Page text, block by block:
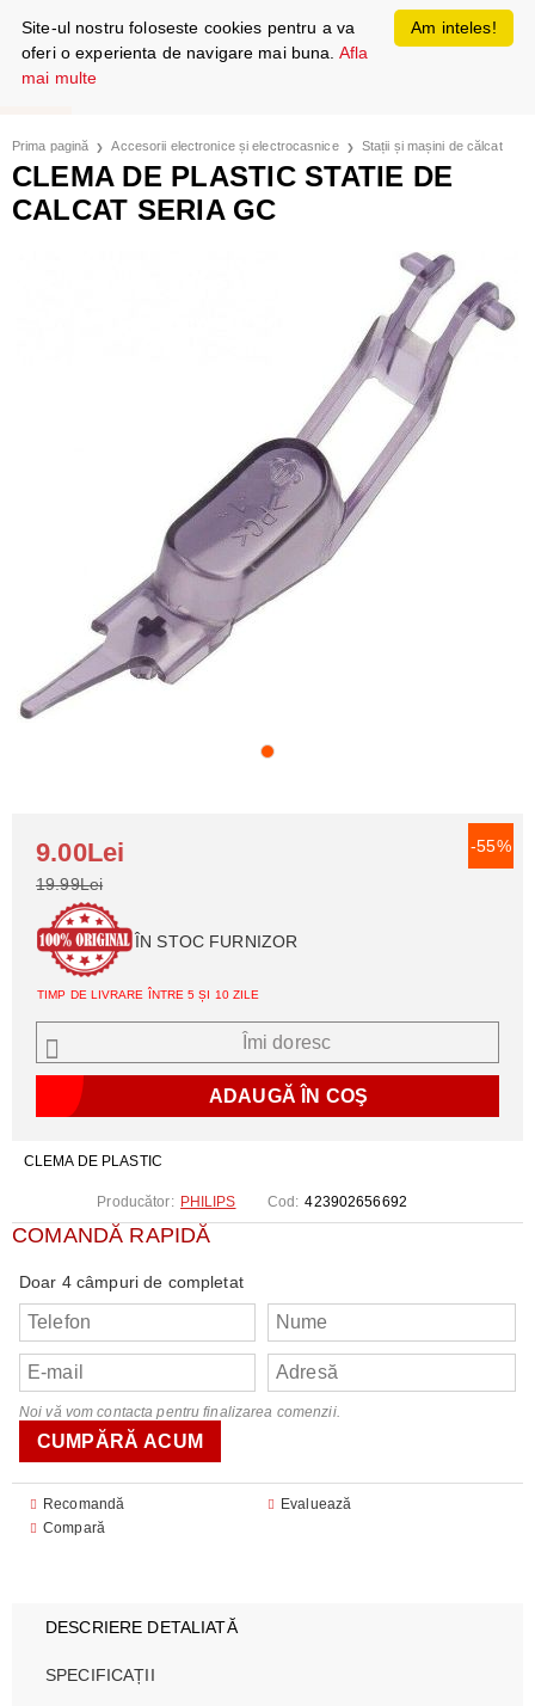
Prima pagină Accesorii electronice și electrocasnice Stații și mașini de călcat
CLEMA DE PLASTIC STATIE DE
CALCAT SERIA GC
CLEMA DE PLASTIC
Producător: PHILIPS Cod: 423902656692
COMANDĂ RAPIDĂ
Doar 4 câmpuri de completat
Noi vă vom contacta pentru finalizarea comenzii.
Recomandă
Evaluează
Compară
-55%
9.00Lei
19.99Lei
ÎN STOC FURNIZOR
TIMP DE LIVRARE ÎNTRE 5 ȘI 10 ZILE
Îmi doresc
DESCRIERE DETALIATĂ
SPECIFICAȚII
Am inteles!
Site-ul nostru foloseste cookies pentru a va
oferi o experienta de navigare mai buna. Afla
mai multe